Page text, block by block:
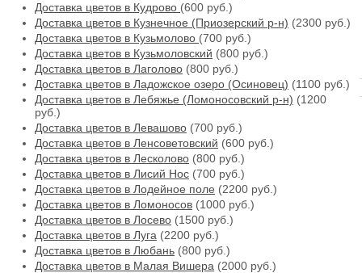
Доставка цветов в Кудрово (600 руб.)
Доставка цветов в Кузнечное (Приозерский р-н) (2300 руб.)
Доставка цветов в Кузьмолово (700 руб.)
Доставка цветов в Кузьмоловский (800 руб.)
Доставка цветов в Лаголово (800 руб.)
Доставка цветов в Ладожское озеро (Осиновец) (1100 руб.)
Доставка цветов в Лебяжье (Ломоносовский р-н) (1200
руб.)
Доставка цветов в Левашово (700 руб.)
Доставка цветов в Ленсоветовский (600 руб.)
Доставка цветов в Лесколово (800 руб.)
Доставка цветов в Лисий Нос (700 руб.)
Доставка цветов в Лодейное поле (2200 руб.)
Доставка цветов в Ломоносов (1000 руб.)
Доставка цветов в Лосево (1500 руб.)
Доставка цветов в Луга (2200 руб.)
Доставка цветов в Любань (800 руб.)
Доставка цветов в Малая Вишера (2000 руб.)